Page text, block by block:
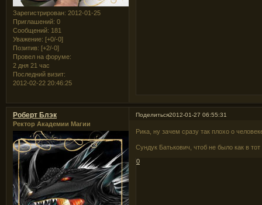
Зарегистрирован: 2012-01-25
Приглашений: 0
Сообщений: 181
Уважение: [+0/-0]
Позитив: [+2/-0]
Провел на форуме:
2 дня 21 час
Последний визит:
2012-02-22 20:46:25
Поделиться2012-01-27 06:55:31
Роберт Блэк
Ректор Академии Магии
Рика, ну зачем сразу так плохо о
Сундук Батькович, чтоб не было как в
0